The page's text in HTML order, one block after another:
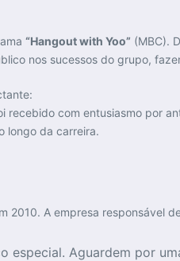
“Hangout with Yoo” (MBC).
nos sucessos do grupo,
recebido com entusiasmo por
longo da carreira.
2010. A empresa responsável
Aguardem por